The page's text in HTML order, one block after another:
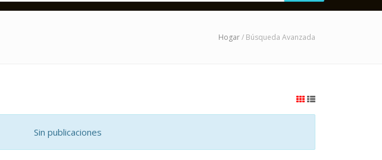
Hogar/ Búsqueda Avanzada
Sin publicaciones